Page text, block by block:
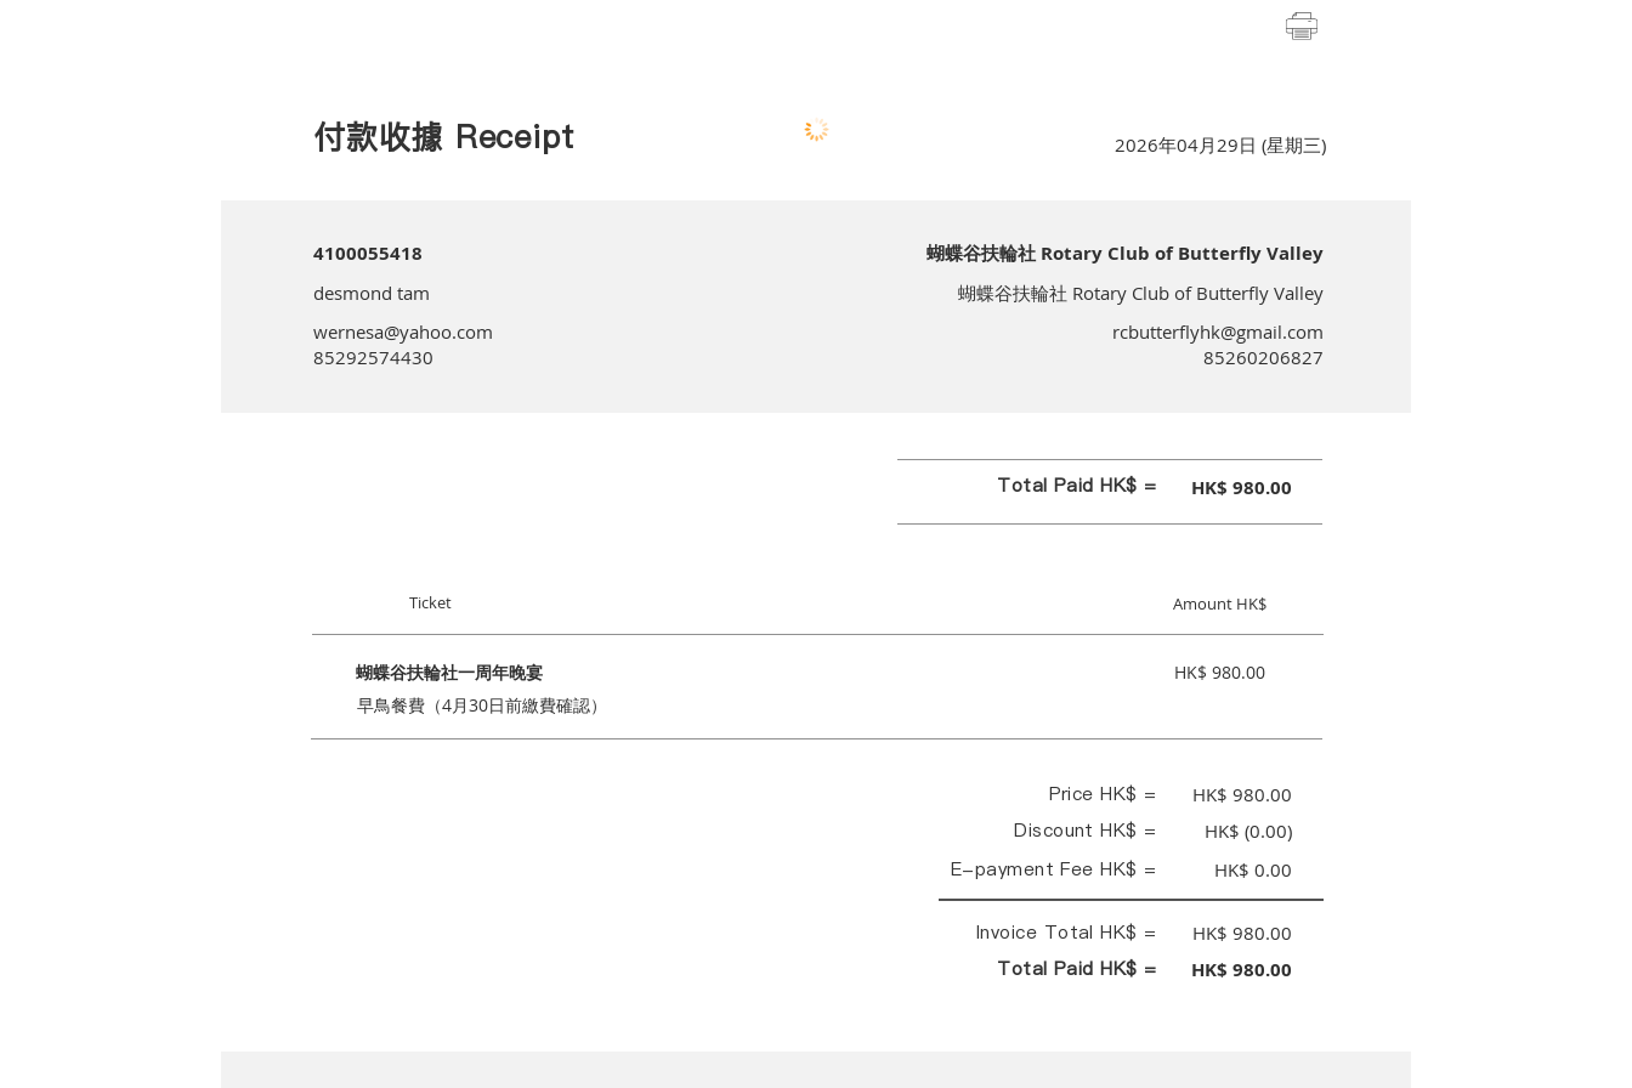
付款收據 Receipt 2026年04月29日 (星期三)
4100055418
desmond tam
wernesa@yahoo.com
85292574430
蝴蝶谷扶輪社 Rotary Club of Butterfly Valley
蝴蝶谷扶輪社 Rotary Club of Butterfly Valley
rcbutterflyhk@gmail.com
85260206827
Total Paid HK$ = HK$ 980.00
Ticket Amount HK$
蝴蝶谷扶輪社一周年晚宴
HK$ 980.00
早鳥餐費（4月30日前繳費確認）
Price HK$ = HK$ 980.00
Discount HK$ = HK$ (0.00)
E-payment Fee HK$ = HK$ 0.00
Invoice Total HK$ = HK$ 980.00
Total Paid HK$ = HK$ 980.00